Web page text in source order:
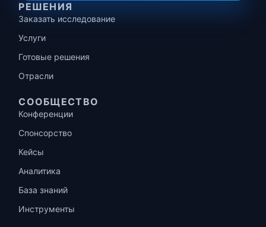
РЕШЕНИЯ
Заказать исследование
Услуги
Готовые решения
Отрасли
СООБЩЕСТВО
Конференции
Спонсорство
Кейсы
Аналитика
База знаний
Инструменты